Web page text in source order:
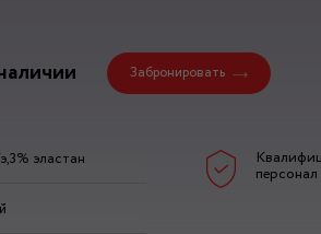
Забронировать
эластан
персонал